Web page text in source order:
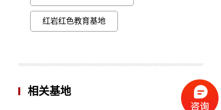
红岩红色教育基地
相关基地